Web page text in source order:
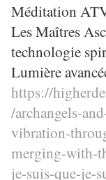
Méditation
Les Maîtres
technologie
Lumière
https://
/archangels-
vibration-
merging-with-
je-suis-que-je-